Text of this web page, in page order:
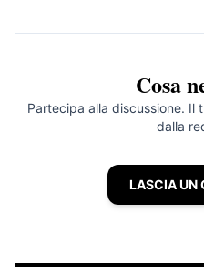
Cosa
Partecipa alla discussione. Il
dalla
LASCIA UN